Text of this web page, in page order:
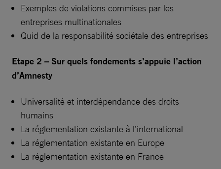
Exemples de violations commises par les
entreprises multinationales
Quid de la responsabilité sociétale des entreprises
Etape 2 – Sur quels fondements s’appuie l’action
d’Amnesty
Universalité et interdépendance des droits
humains
La réglementation existante à l’international
La réglementation existante en Europe
La réglementation existante en France